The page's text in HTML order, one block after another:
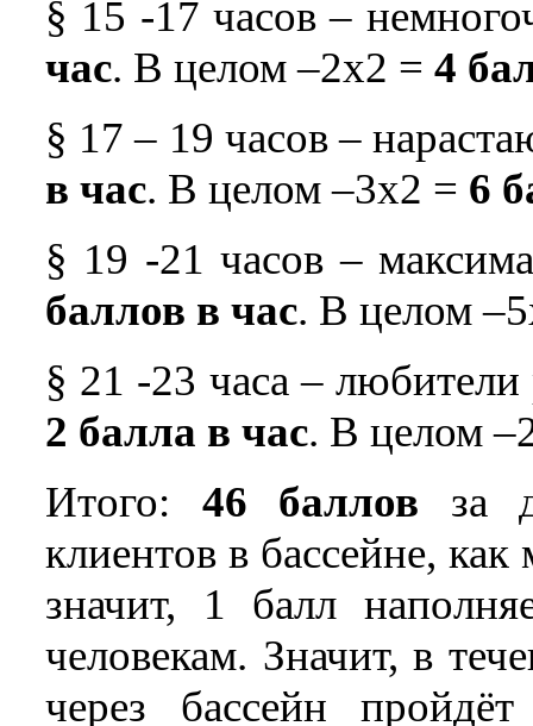
§ 15 -17 часов –
час. В целом –2х2 = 4
§ 17 – 19 часов –
в час. В целом –3х2 = 6
§ 19 -21 часов –
баллов в час. В целом
§ 21 -23 часа – любители
2 балла в час. В целом
Итого: 46 баллов за
клиентов в бассейне,
значит, 1 балл
человекам. Значит, в
через бассейн